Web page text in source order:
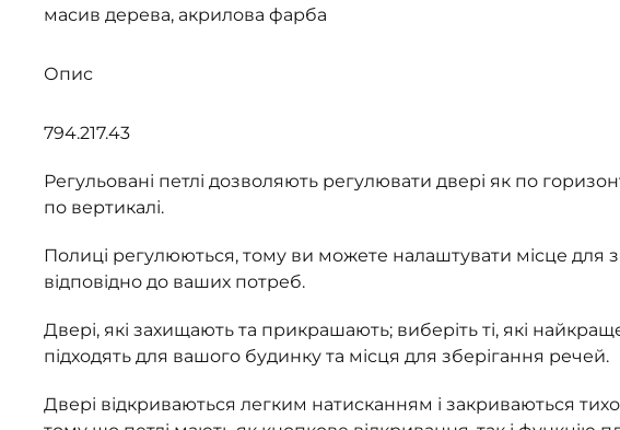
масив дерева, акрилова фарба
Опис
794.217.43
Регульовані петлі дозволяють регулювати двері як по
по вертикалі.
Полиці регулюються, тому ви можете налаштувати місце для
відповідно до ваших потреб.
Двері, які захищають та прикрашають; виберіть ті, які
підходять для вашого будинку та місця для зберігання речей.
Двері відкриваються легким натисканням і закриваються